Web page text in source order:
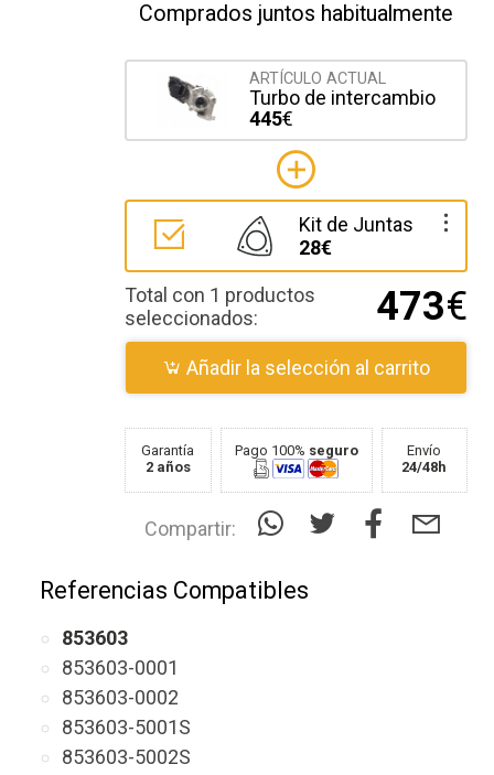
Comprados juntos habitualmente
ARTÍCULO ACTUAL
Turbo de intercambio
445€
Kit de Juntas
28€
Total con 1 productos
seleccionados:
473€
Añadir la selección al carrito
Garantía
2 años
Pago 100% seguro
Envío
24/48h
Compartir:
Referencias Compatibles
853603
853603-0001
853603-0002
853603-5001S
853603-5002S